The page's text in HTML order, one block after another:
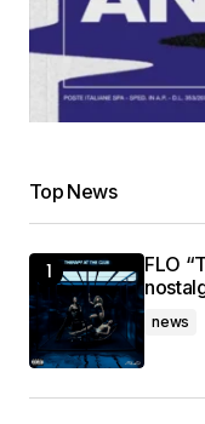
Top News
FLO
news